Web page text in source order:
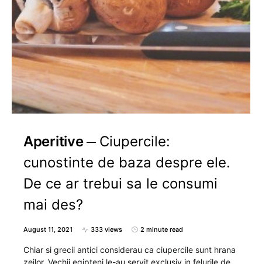
Aperitive
Ciupercile:
cunostinte de baza despre ele.
De ce ar trebui sa le consumi
mai des?
August 11, 2021 333 views 2 minute read
Chiar si grecii antici considerau ca ciupercile sunt hrana
zeilor. Vechii egipteni le-au servit exclusiv in felurile de